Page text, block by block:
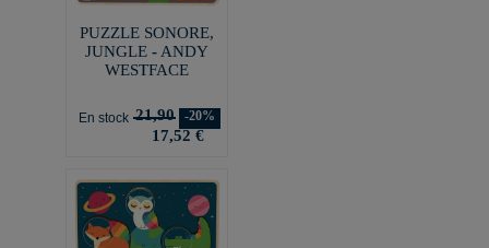
PUZZLE SONORE,
JUNGLE - ANDY
WESTFACE
En stock 21,90 -20%
17,52 €